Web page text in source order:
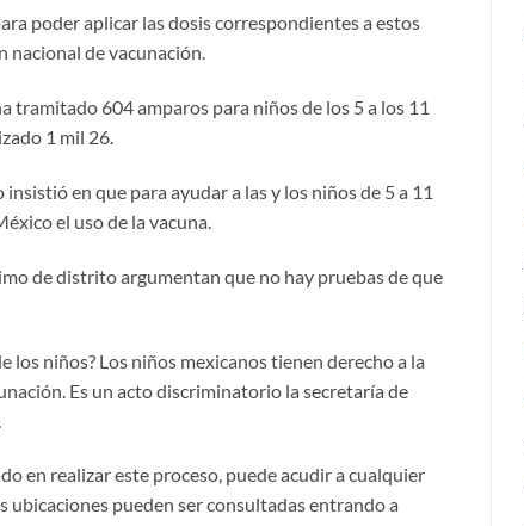
poder aplicar las dosis correspondientes a estos
nacional de vacunación.
tramitado 604 amparos para niños de los 5 a los 11
1 mil 26.
en que para ayudar a las y los niños de 5 a 11
el uso de la vacuna.
de distrito argumentan que no hay pruebas de que
los niños? Los niños mexicanos tienen derecho a la
Es un acto discriminatorio la secretaría de
en realizar este proceso, puede acudir a cualquier
ubicaciones pueden ser consultadas entrando a